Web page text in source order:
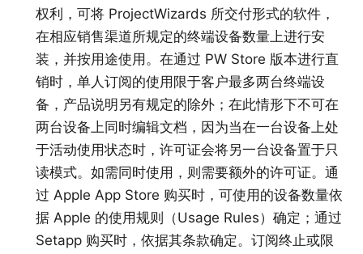
权利，可将 ProjectWizards 所交付形式的软件，
在相应销售渠道所规定的终端设备数量上进行安
装，并按用途使用。在通过 PW Store 版本进行直
销时，单人订阅的使用限于客户最多两台终端设
备，产品说明另有规定的除外；在此情形下不可在
两台设备上同时编辑文档，因为当在一台设备上处
于活动使用状态时，许可证会将另一台设备置于只
读模式。如需同时使用，则需要额外的许可证。通
过 Apple App Store 购买时，可使用的设备数量依
据 Apple 的使用规则（Usage Rules）确定；通过
Setapp 购买时，依据其条款确定。订阅终止或限